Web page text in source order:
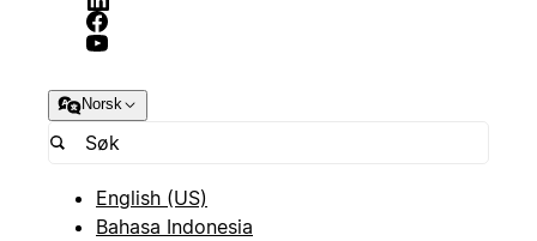
Norsk
English (US)
Bahasa Indonesia